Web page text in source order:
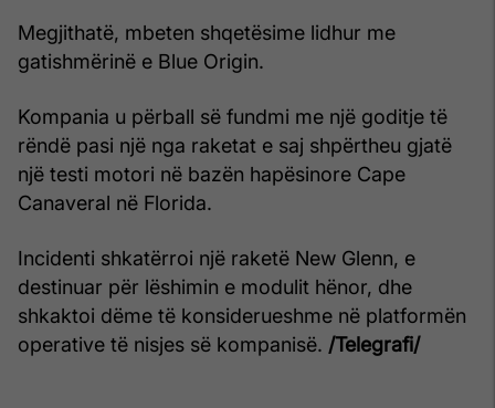
Megjithatë, mbeten shqetësime lidhur me
gatishmërinë e Blue Origin.
Kompania u përball së fundmi me një goditje të
rëndë pasi një nga raketat e saj shpërtheu gjatë
një testi motori në bazën hapësinore Cape
Canaveral në Florida.
Incidenti shkatërroi një raketë New Glenn, e
destinuar për lëshimin e modulit hënor, dhe
shkaktoi dëme të konsiderueshme në platformën
operative të nisjes së kompanisë. /Telegrafi/